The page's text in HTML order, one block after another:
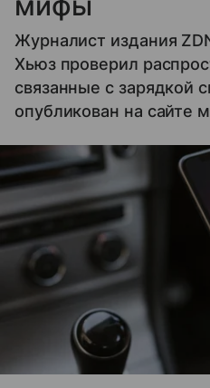
Журналист издания
Хьюз проверил
связанные с зарядкой
опубликован на сайте